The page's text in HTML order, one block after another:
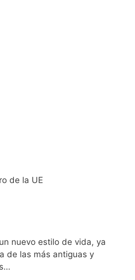
nuevo estilo de vida, ya
de las más antiguas y